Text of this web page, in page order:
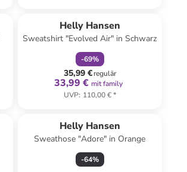
Helly Hansen
Sweatshirt "Evolved Air" in Schwarz
-69%
35,99 €regulär
33,99 € mit family
UVP: 110,00 €*
Helly Hansen
Sweathose "Adore" in Orange
-64%